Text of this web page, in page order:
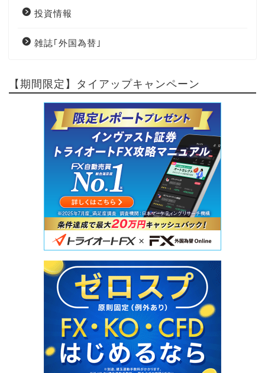
投資情報
雑誌｢外国為替｣
【期間限定】タイアップキャンペーン